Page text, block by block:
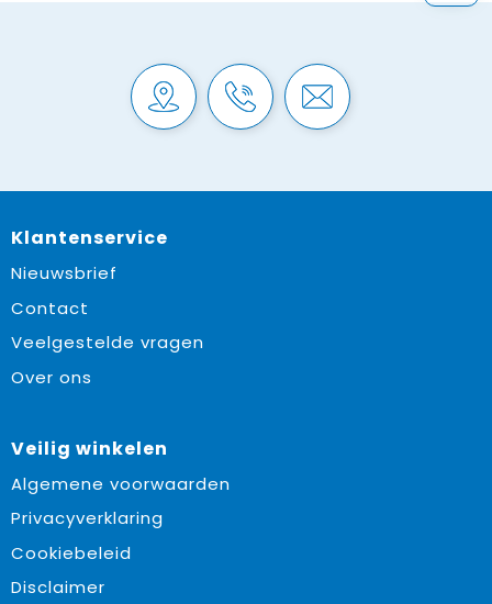
Klantenservice
Nieuwsbrief
Contact
Veelgestelde vragen
Over ons
Veilig winkelen
Algemene voorwaarden
Privacyverklaring
Cookiebeleid
Disclaimer